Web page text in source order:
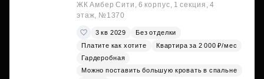
ЖК Амбер Сити, 6 корпус, 1 секция, 4
этаж, №1370
3 кв 2029
Без отделки
Платите как хотите
Квартира за 2 000 ₽/мес
Гардеробная
Можно поставить большую кровать в спальне